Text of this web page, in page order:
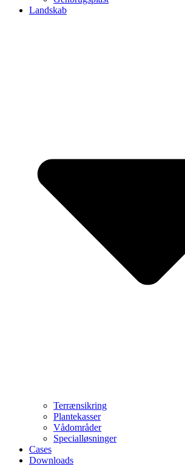
Landskab
Terrænsikring
Plantekasser
Vådområder
Specialløsninger
Cases
Downloads